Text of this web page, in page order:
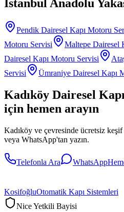
İstanbul Anadolu
Pendik Dairesel Kapı Motoru
Motoru Servisi
Maltepe Dairesel
Dairesel Kapı Motoru Servisi
Servisi
Ümraniye Dairesel Kapı
Kadıköy Dairesel
için hemen arayın
Kadıköy ve çevresinde ücretsiz
veya WhatsApp'tan yazın.
Telefonla Ara WhatsApp
KosifoğluOtomatik Kapı Sistemleri
Nice Yetkili Bayisi